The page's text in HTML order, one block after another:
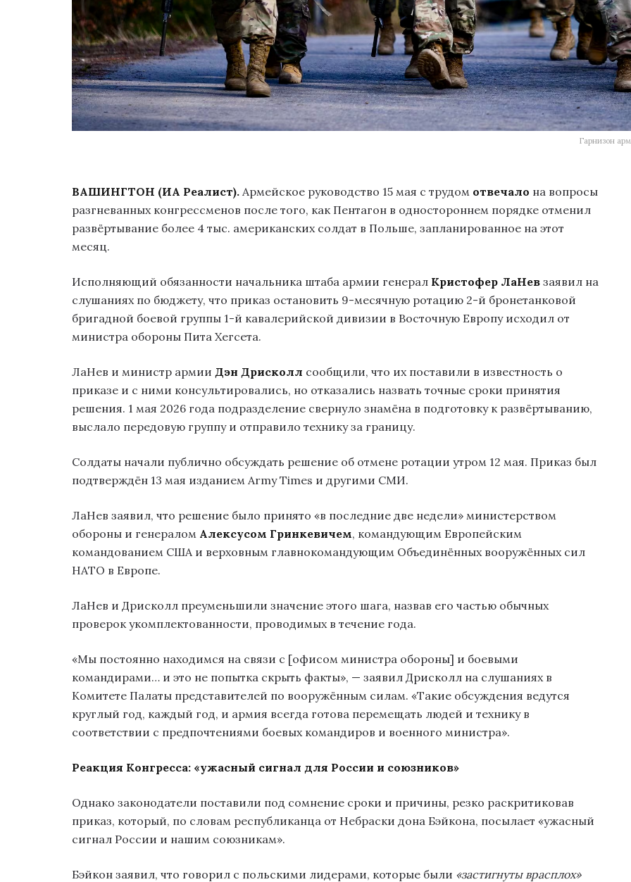
Гарнизон
ВАШИНГТОН (ИА Реалист). Армейское руководство 15 мая с трудом отвечало на вопросы
разгневанных конгрессменов после того, как Пентагон в одностороннем порядке отменил
развёртывание более 4 тыс. американских солдат в Польше, запланированное на этот
месяц.
Исполняющий обязанности начальника штаба армии генерал Кристофер ЛаНев заявил на
слушаниях по бюджету, что приказ остановить 9-месячную ротацию 2-й бронетанковой
бригадной боевой группы 1-й кавалерийской дивизии в Восточную Европу исходил от
министра обороны Пита Хегсета.
ЛаНев и министр армии Дэн Дрисколл сообщили, что их поставили в известность о
приказе и с ними консультировались, но отказались назвать точные сроки принятия
решения. 1 мая 2026 года подразделение свернуло знамёна в подготовку к развёртыванию,
выслало передовую группу и отправило технику за границу.
Солдаты начали публично обсуждать решение об отмене ротации утром 12 мая. Приказ был
подтверждён 13 мая изданием Army Times и другими СМИ.
ЛаНев заявил, что решение было принято «в последние две недели» министерством
обороны и генералом Алексусом Гринкевичем, командующим Европейским
командованием США и верховным главнокомандующим Объединённых вооружённых сил
НАТО в Европе.
ЛаНев и Дрисколл преуменьшили значение этого шага, назвав его частью обычных
проверок укомплектованности, проводимых в течение года.
«Мы постоянно находимся на связи с [офисом министра обороны] и боевыми
командирами… и это не попытка скрыть факты», — заявил Дрисколл на слушаниях в
Комитете Палаты представителей по вооружённым силам. «Такие обсуждения ведутся
круглый год, каждый год, и армия всегда готова перемещать людей и технику в
соответствии с предпочтениями боевых командиров и военного министра».
Реакция Конгресса: «ужасный сигнал для России и союзников»
Однако законодатели поставили под сомнение сроки и причины, резко раскритиковав
приказ, который, по словам республиканца от Небраски дона Бэйкона, посылает «ужасный
сигнал России и нашим союзникам».
Бэйкон заявил, что говорил с польскими лидерами, которые были «застигнуты врасплох»